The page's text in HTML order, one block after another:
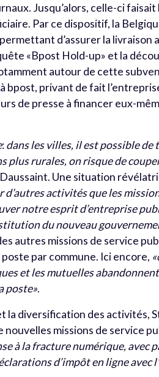
Jusqu’alors, celle-ci faisait
Par ce dispositif, la
d’assurer la livraison
«Bpost Hold-up» et la
autour de cette
privant de fait
de presse à financer eux-
:dans les villes, il est possible de
plus rurales, on risque de
Une situation
d’autres activités que les
notre esprit d’entreprise
du nouveau
autres missions de service
par commune. Ici encore,
et les mutuelles
poste».
la diversification des activités,
missions de service
à la fracture numérique, avec
d’impôt en ligne avec